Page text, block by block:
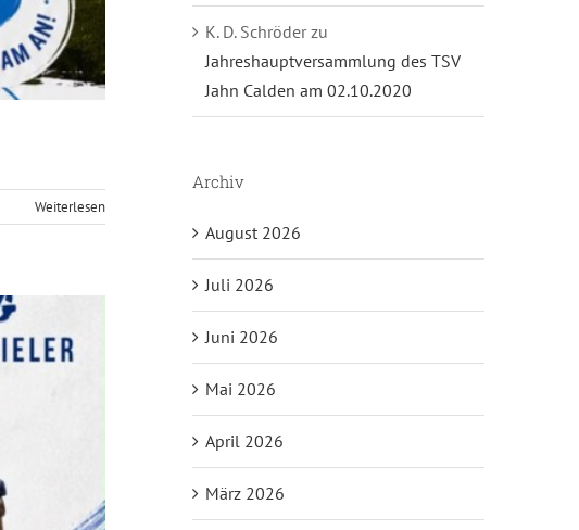
Weiterlesen
K. D. Schröderzu
Jahreshauptversammlung des TSV
Jahn Calden am 02.10.2020
Archiv
August 2026
Juli 2026
Juni 2026
Mai 2026
April 2026
März 2026